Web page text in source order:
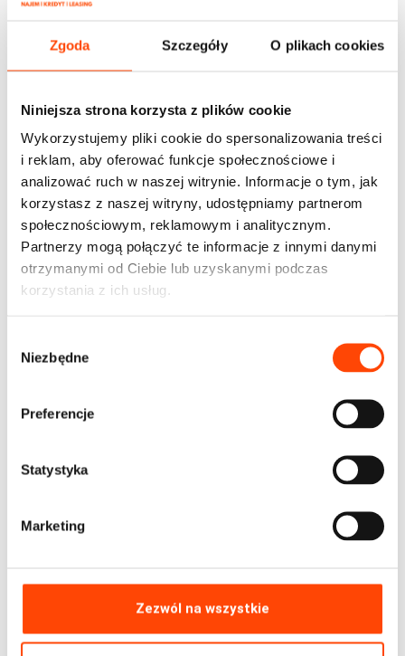
Zgoda Szczegóły O plikach cookies
Niniejsza strona korzysta z plików cookie
Wykorzystujemy pliki cookie do spersonalizowania treści
i reklam, aby oferować funkcje społecznościowe i
analizować ruch w naszej witrynie. Informacje o tym, jak
korzystasz z naszej witryny, udostępniamy partnerom
społecznościowym, reklamowym i analitycznym.
Partnerzy mogą połączyć te informacje z innymi danymi
otrzymanymi od Ciebie lub uzyskanymi podczas
korzystania z ich usług.
Niezbędne
Preferencje
Statystyka
Marketing
Zezwól na wszystkie
oraz najmu znajdziesz na:
ratymoto.pl
Dominik Krzemień
Dominik zajmuje się sprzedażą – przygotowuje oferty
samochodów, przelicza kalkulacje leasingu. Odpowiada za
cały proces obsługi klienta. Doradza którą formę
finansowania warto wybrać. Na co dzień pasjonat sportu,